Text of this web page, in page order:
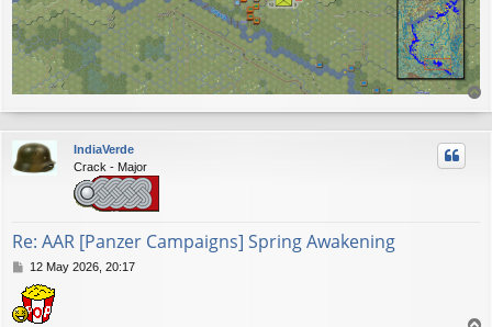
r
r
IndiaVerde
Crack - Major
Re: AAR [Panzer Campaigns] Spring Awakening
M
n
s
12 May 2026, 20:17